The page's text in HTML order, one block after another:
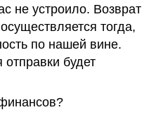
не устроило. Возврат
тогда,
по нашей вине.
будет